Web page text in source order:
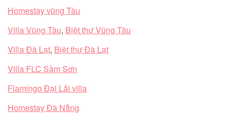
Homestay vũng Tàu
Villa Vũng Tàu, Biệt thự Vũng Tàu
Villa Đà Lạt, Biệt thự Đà Lạt
Villa FLC Sầm Sơn
Flamingo Đại Lải villa
Homestay Đà Nẵng